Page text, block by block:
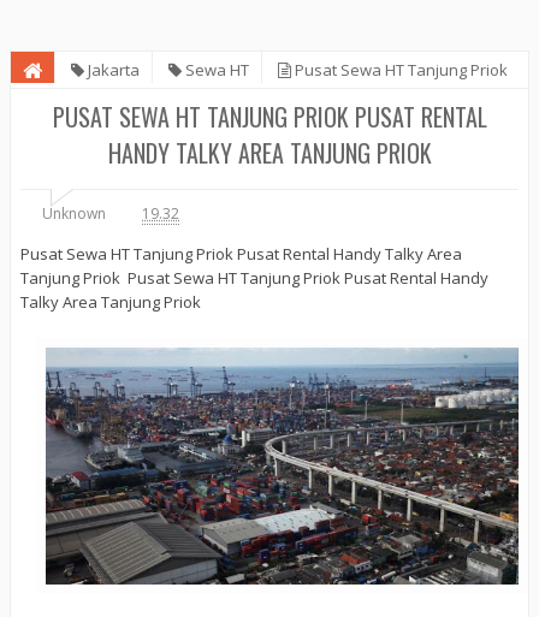
Jakarta Sewa HT
Pusat Sewa HT Tanjung Priok
Pusat Rental Handy Talky Area Tanjung Priok
PUSAT SEWA HT TANJUNG PRIOK PUSAT RENTAL
HANDY TALKY AREA TANJUNG PRIOK
Unknown 19.32
Pusat Sewa HT Tanjung Priok Pusat Rental Handy Talky Area
Tanjung Priok Pusat Sewa HT Tanjung Priok Pusat Rental Handy
Talky Area Tanjung Priok